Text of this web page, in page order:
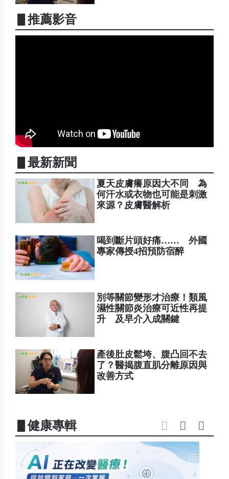
▋推薦影音
▋最新新聞
夏天皮膚癢原因大不同 為
何汗水或衣物也可能是刺激
來源？皮膚醫解析
喝到斷片頭好痛…… 外國
專家傳授4招預防宿醉
別等關節變形才治療！類風
濕性關節炎治療可近性再提
升 及早介入成關鍵
產後肚皮鬆垮、腹凸回不去
了？醫揭腹直肌分離原因與
改善方式
▋健康專輯